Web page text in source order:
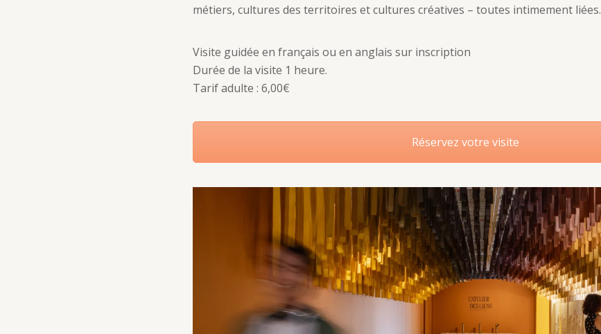
métiers, cultures des territoires et cultures créatives – toutes intimement liées.
Visite guidée en français ou en anglais sur inscription
Durée de la visite 1 heure.
Tarif adulte : 6,00€
Réservez votre visite